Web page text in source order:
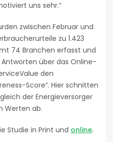
uns sehr.“
zwischen Februar und
zu 1.423
74 Branchen erfasst und
über das Online-
den
Score“. Hier schnitten
der Energieversorger
Werten ab.
Studie in Print und online.